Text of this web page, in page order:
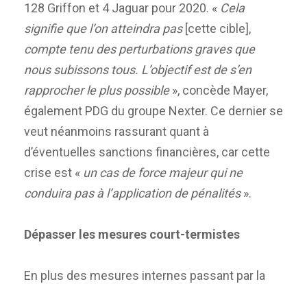
128 Griffon et 4 Jaguar pour 2020. « Cela
signifie que l’on atteindra pas[cette cible],
compte tenu des perturbations graves que
nous subissons tous. L’objectif est de s’en
rapprocher le plus possible», concède Mayer,
également PDG du groupe Nexter. Ce dernier se
veut néanmoins rassurant quant à
d’éventuelles sanctions financières, car cette
crise est « un cas de force majeur qui ne
conduira pas à l’application de pénalités».
Dépasser les mesures court-termistes
En plus des mesures internes passant par la